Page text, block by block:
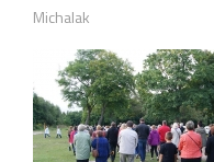
Michalak